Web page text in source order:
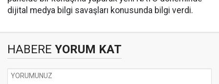
dijital medya bilgi savaşları konusunda bilgi verdi.
HABERE YORUM KAT